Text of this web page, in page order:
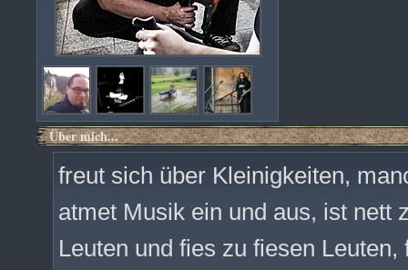
Über mich...
freut sich über Kleinigkeiten,
atmet Musik ein und aus, ist nett
Leuten und fies zu fiesen